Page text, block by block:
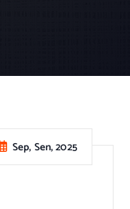
Sep, Sen, 2025